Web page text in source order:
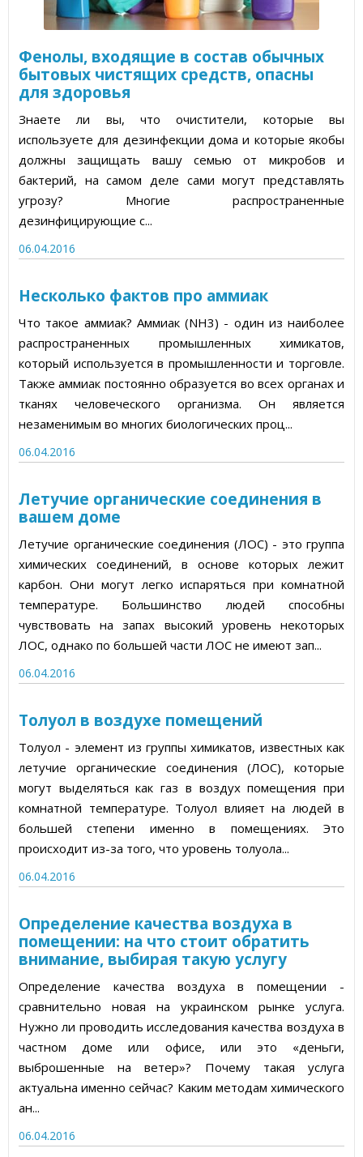
Фенолы, входящие в состав обычных
бытовых чистящих средств, опасны
для здоровья
Знаете ли вы, что очистители, которые вы
используете для дезинфекции дома и которые якобы
должны защищать вашу семью от микробов и
бактерий, на самом деле сами могут представлять
угрозу? Многие распространенные
дезинфицирующие с...
06.04.2016
Несколько фактов про аммиак
Что такое аммиак? Аммиак (NH3) - один из наиболее
распространенных промышленных химикатов,
который используется в промышленности и торговле.
Также аммиак постоянно образуется во всех органах и
тканях человеческого организма. Он является
незаменимым во многих биологических проц...
06.04.2016
Летучие органические соединения в
вашем доме
Летучие органические соединения (ЛОС) - это группа
химических соединений, в основе которых лежит
карбон. Они могут легко испаряться при комнатной
температуре. Большинство людей способны
чувствовать на запах высокий уровень некоторых
ЛОС, однако по большей части ЛОС не имеют зап...
06.04.2016
Толуол в воздухе помещений
Толуол - элемент из группы химикатов, известных как
летучие органические соединения (ЛОС), которые
могут выделяться как газ в воздух помещения при
комнатной температуре. Толуол влияет на людей в
большей степени именно в помещениях. Это
происходит из-за того, что уровень толуола...
06.04.2016
Определение качества воздуха в
помещении: на что стоит обратить
внимание, выбирая такую услугу
Определение качества воздуха в помещении -
сравнительно новая на украинском рынке услуга.
Нужно ли проводить исследования качества воздуха в
частном доме или офисе, или это «деньги,
выброшенные на ветер»? Почему такая услуга
актуальна именно сейчас? Каким методам химического
ан...
06.04.2016
Статьи об измерительных приборах
Пресс-релизы, пост-релизы
Видеоновости